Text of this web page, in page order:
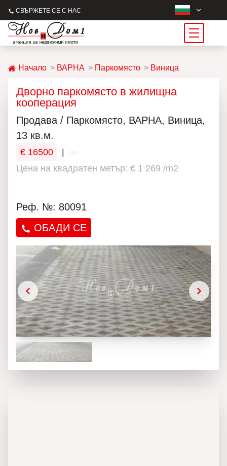
СВЪРЖЕТЕ СЕ С НАС
Начало ВАРНА Паркомясто Виница
Дворно паркомясто в жилищна
кооперация
Продава / Паркомясто, ВАРНА, Виница,
13 кв.м.
€ 16500
Цена на квадратен метър: € 1 269 /m2
Реф. №: 80091
ОБАДИ СЕ